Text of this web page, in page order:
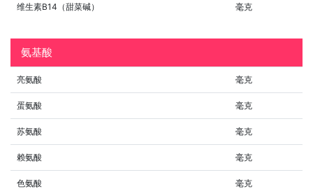
维生素B14（甜菜碱） 毫克
氨基酸
亮氨酸 毫克
蛋氨酸 毫克
苏氨酸 毫克
赖氨酸 毫克
色氨酸 毫克